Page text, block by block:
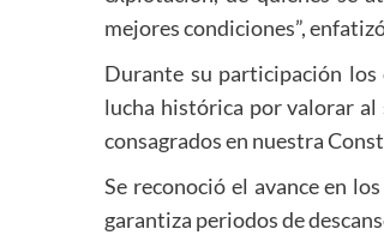
mejores condiciones”,
Durante su participación
lucha histórica por valorar al
consagrados en nuestra
Se reconoció el avance en
garantiza periodos de